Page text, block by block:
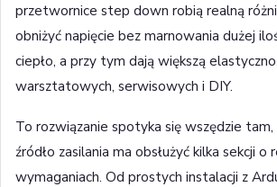
26 czerwca 2026 8 min czytania
przetwornice step down robią realną
obniżyć napięcie bez marnowania dużej
ciepło, a przy tym dają większą
warsztatowych, serwisowych i DIY.
To rozwiązanie spotyka się wszędzie
źródło zasilania ma obsłużyć kilka sekcji o
wymaganiach. Od prostych instalacji z